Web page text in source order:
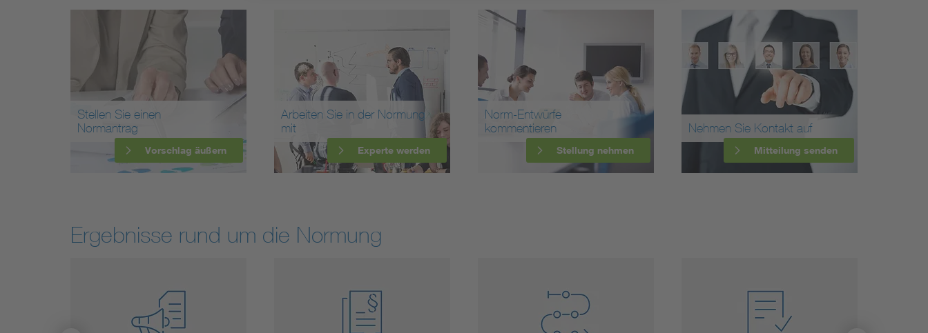
Stellen Sie einen
Normantrag
Vorschlag äußern
Arbeiten Sie in der Normung
mit
Experte werden
Norm-Entwürfe
kommentieren
Stellung nehmen
Nehmen Sie Kontakt auf
Mitteilung senden
Ergebnisse rund um die Normung